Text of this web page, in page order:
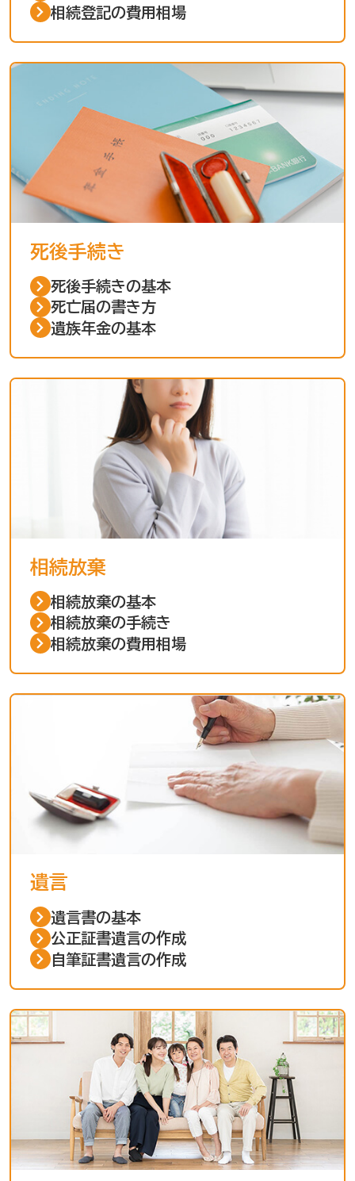
相続登記の費用相場
死後手続き
死後手続きの基本
死亡届の書き方
遺族年金の基本
相続放棄
相続放棄の基本
相続放棄の手続き
相続放棄の費用相場
遺言
遺言書の基本
公正証書遺言の作成
自筆証書遺言の作成